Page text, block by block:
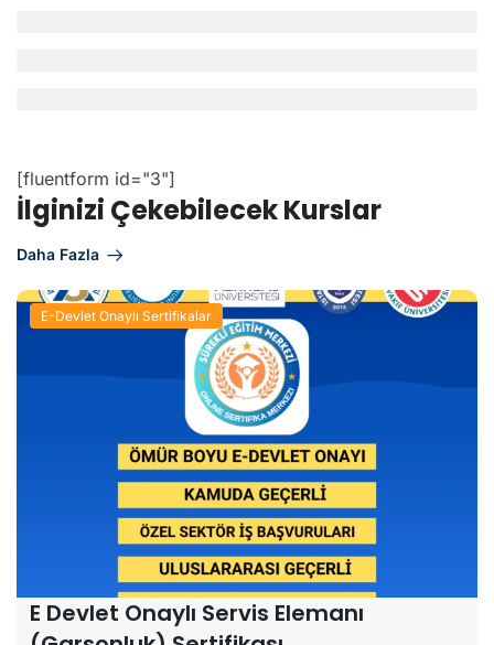
[fluentform id="3"]
İlginizi Çekebilecek Kurslar
E-Devlet Onaylı Sertifikalar
E Devlet Onaylı Servis Elemanı